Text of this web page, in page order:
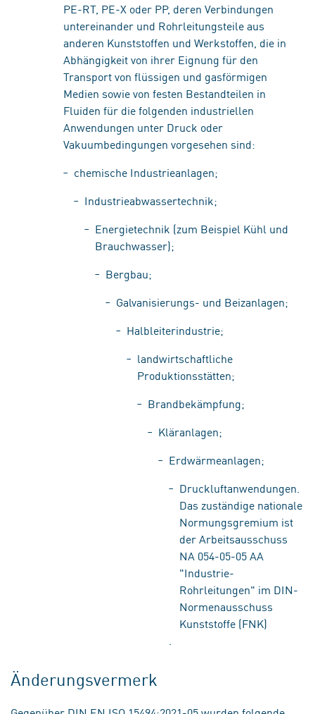
PE-RT, PE-X oder PP, deren Verbindungen
untereinander und Rohrleitungsteile aus
anderen Kunststoffen und Werkstoffen, die in
Abhängigkeit von ihrer Eignung für den
Transport von flüssigen und gasförmigen
Medien sowie von festen Bestandteilen in
Fluiden für die folgenden industriellen
Anwendungen unter Druck oder
Vakuumbedingungen vorgesehen sind:
chemische Industrieanlagen;
Industrieabwassertechnik;
Energietechnik (zum Beispiel Kühl und
Brauchwasser);
Bergbau;
Galvanisierungs- und Beizanlagen;
Halbleiterindustrie;
landwirtschaftliche
Produktionsstätten;
Brandbekämpfung;
Kläranlagen;
Erdwärmeanlagen;
Druckluftanwendungen.
Das zuständige nationale
Normungsgremium ist
der Arbeitsausschuss
NA 054-05-05 AA
"Industrie-
Rohrleitungen" im DIN-
Normenausschuss
Kunststoffe (FNK)
Änderungsvermerk